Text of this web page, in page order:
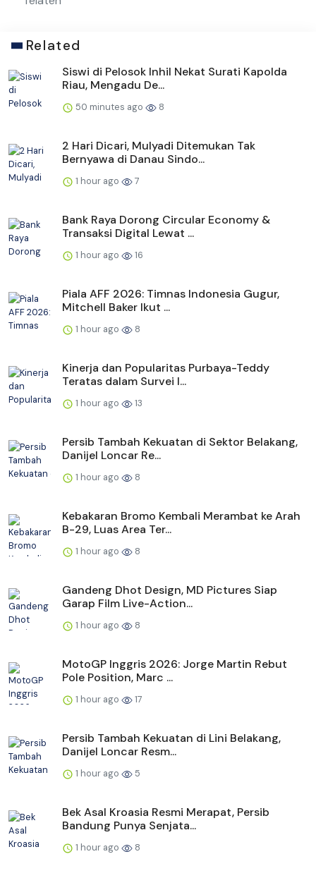
Related
Siswi di Pelosok Inhil Nekat Surati Kapolda
Riau, Mengadu De...
50 minutes ago 8
2 Hari Dicari, Mulyadi Ditemukan Tak
Bernyawa di Danau Sindo...
1 hour ago 7
Bank Raya Dorong Circular Economy &
Transaksi Digital Lewat ...
1 hour ago 16
Piala AFF 2026: Timnas Indonesia Gugur,
Mitchell Baker Ikut ...
1 hour ago 8
Kinerja dan Popularitas Purbaya-Teddy
Teratas dalam Survei I...
1 hour ago 13
Persib Tambah Kekuatan di Sektor Belakang,
Danijel Loncar Re...
1 hour ago 8
Kebakaran Bromo Kembali Merambat ke Arah
B-29, Luas Area Ter...
1 hour ago 8
Gandeng Dhot Design, MD Pictures Siap
Garap Film Live-Action...
1 hour ago 8
MotoGP Inggris 2026: Jorge Martin Rebut
Pole Position, Marc ...
1 hour ago 17
Persib Tambah Kekuatan di Lini Belakang,
Danijel Loncar Resm...
1 hour ago 5
Bek Asal Kroasia Resmi Merapat, Persib
Bandung Punya Senjata...
1 hour ago 8